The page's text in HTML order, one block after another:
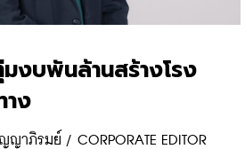
งบพันล้านสร้างโรง
าง
าภิรมย์ / CORPORATE EDITOR